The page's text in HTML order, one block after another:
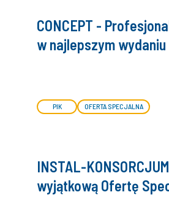
CONCEPT -
w najlepszym wydaniu
PIK OFERTA SPECJALNA
INSTAL-
wyjątkową Ofertę